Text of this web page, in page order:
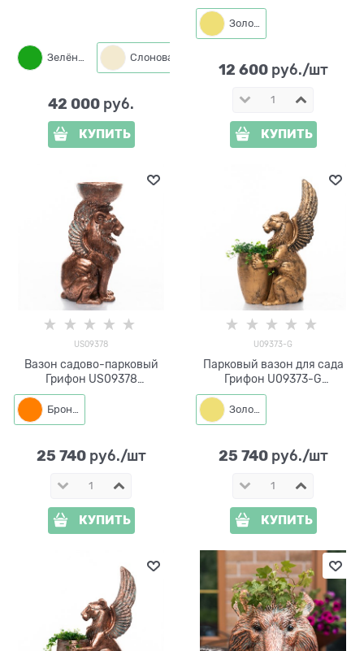
Зелёный
42 000 руб.
КУПИТЬ
Золото
12 600 руб./шт
КУПИТЬ
US09378
Вазон садово-парковый
Грифон US09378
стеклопластик под бронзу
Бронза
25 740 руб./шт
КУПИТЬ
U09373-G
Парковый вазон для сада
Грифон U09373-G
стеклопластик под золото
Золото
25 740 руб./шт
КУПИТЬ